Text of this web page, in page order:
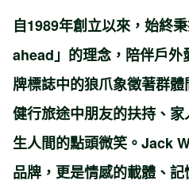
自1989年創立以來，始終
ahead 」的理念，陪伴戶
牌標誌中的狼爪象徵著群
健行旅途中朋友的扶持、
生人間的點頭微笑。Jack
品牌，更是情感的載體、